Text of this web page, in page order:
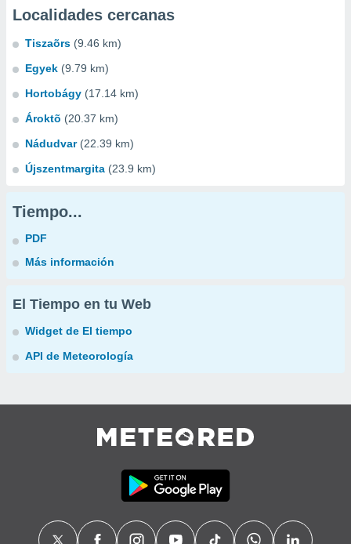
Localidades cercanas
Tiszaõrs (9.46 km)
Egyek (9.79 km)
Hortobágy (17.14 km)
Ároktõ (20.37 km)
Nádudvar (22.39 km)
Újszentmargita (23.9 km)
Tiempo...
PDF
Más información
El Tiempo en tu Web
Widget de El tiempo
API de Meteorología